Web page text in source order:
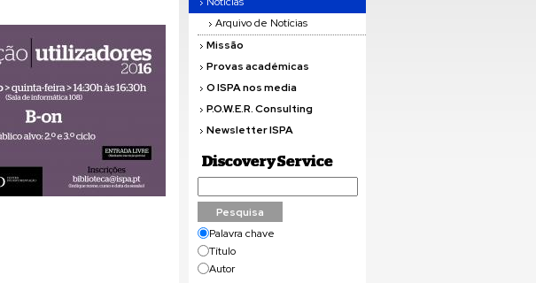
Arquivo de Notícias
Missão
Provas académicas
O ISPA nos media
P.O.W.E.R. Consulting
Newsletter ISPA
Discovery Service
Palavra chave
Título
Autor